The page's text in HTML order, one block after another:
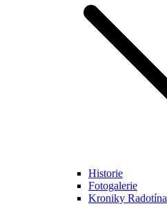
Historie
Fotogalerie
Kroniky Radotína